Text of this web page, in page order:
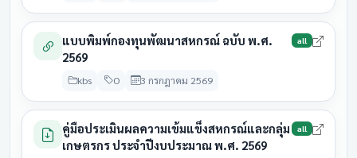
สหกรณ์การเกษตรลำประ
ทาว
31
มีนาคม
28 สิงหาคม
รอดำเนิน
group2
สถาบัน สิ้นปีบัญชี ครบกำหนด
แบบพิมพ์กองทุนพัฒนาสหกรณ์ ฉบับ พ.ศ.
2569
kbs O 3 กรกฎาคม 2569
all
คู่มือประเมินผลความเข้มแข็งสหกรณ์และกลุ่ม
เกษตรกร ประจำปีงบประมาณ พ.ศ. 2569
all